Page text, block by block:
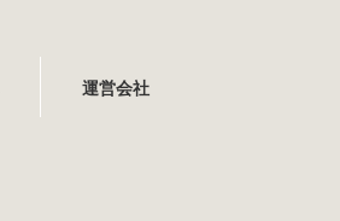
運営会社